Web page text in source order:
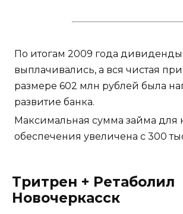
По итогам 2009 года
выплачивались, а вся чистая
размере 602 млн рублей была
развитие банка.
Максимальная сумма займа для
обеспечения увеличена с 300
Тритрен + Ретаболил
Новочеркасск